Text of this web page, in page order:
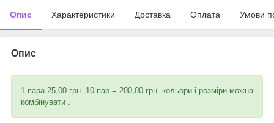
Опис Характеристики Доставка Оплата Умови
Опис
1 пара 25,00 грн. 10 пар = 200,00 грн. кольори і розміри можна
комбінувати .